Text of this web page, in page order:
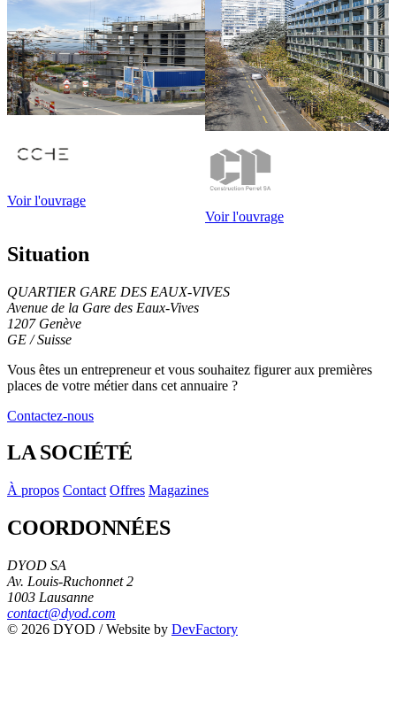
Voir l'ouvrage
Voir l'ouvrage
Situation
QUARTIER GARE DES EAUX-VIVES
Avenue de la Gare des Eaux-Vives
1207 Genève
GE / Suisse
+
Vous êtes un entrepreneur et vous souhaitez figureraux premières
places de votre métierdans cet annuaire ?
Contactez-nous
LA SOCIÉTÉ
À propos Contact Offres Magazines
COORDONNÉES
DYOD SA
Av. Louis-Ruchonnet 2
1003 Lausanne
contact@dyod.com
© 2026 DYOD / Website by DevFactory